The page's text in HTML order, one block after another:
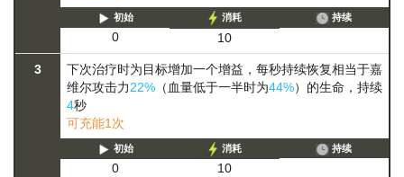
初始
0
消耗
10
持续
3
下次治疗时为目标增加一个增益，每秒持续恢复相当于嘉
维尔攻击力22% （血量低于一半时为44%）的生命，持续
4秒
可充能1次
初始
0
消耗
10
持续